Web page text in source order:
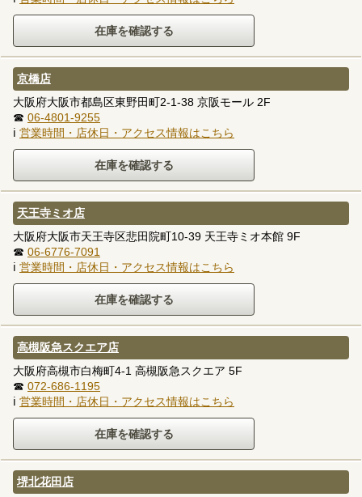
京橋店
大阪府大阪市都島区東野田町2-1-38 京阪モール 2F
☎ 06-4801-9255
ℹ 営業時間・店休日・アクセス情報はこちら
天王寺ミオ店
大阪府大阪市天王寺区悲田院町10-39 天王寺ミオ本館 9F
☎ 06-6776-7091
ℹ 営業時間・店休日・アクセス情報はこちら
高槻阪急スクエア店
大阪府高槻市白梅町4-1 高槻阪急スクエア 5F
☎ 072-686-1195
ℹ 営業時間・店休日・アクセス情報はこちら
堺北花田店